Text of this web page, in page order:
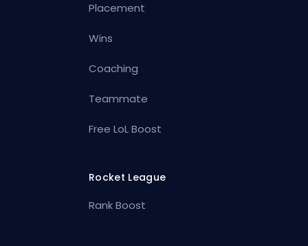
Placement
Wins
Coaching
Teammate
Free LoL Boost
Rocket League
Rank Boost